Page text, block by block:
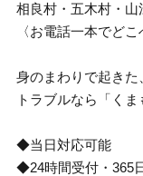
相良村・五木村・
〈お電話一本でど
身のまわりで起き
トラブルなら「く
◆当日対応可能
◆24時間受付・365